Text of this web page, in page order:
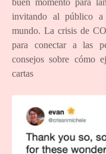
invitando al público a
mundo. La crisis de
para conectar a las
consejos sobre cómo
cartas